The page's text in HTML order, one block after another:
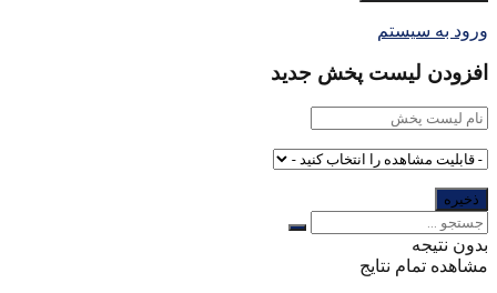
ورود به سیستم
افزودن لیست پخش جدید
بدون نتیجه
مشاهده تمام نتایج